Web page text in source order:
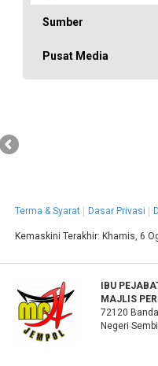
Sumber
Pusat Media
Terma & Syarat Dasar Privasi
Kemaskini Terakhir: Khamis, 6
IBU
MAJLIS
72120
Negeri